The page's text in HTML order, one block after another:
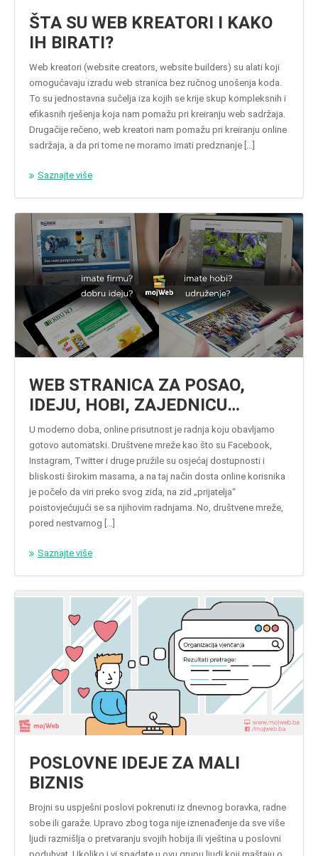
ŠTA SU WEB KREATORI I KAKO
IH BIRATI?
Web kreatori (website creators, website builders) su alati koji
omogućavaju izradu web stranica bez ručnog unošenja koda.
To su jednostavna sučelja iza kojih se krije skup kompleksnih i
efikasnih rješenja koja nam pomažu pri kreiranju web sadržaja.
Drugačije rečeno, web kreatori nam pomažu pri kreiranju online
sadržaja, a da pri tome ne moramo imati predznanje […]
Saznajte više
WEB STRANICA ZA POSAO,
IDEJU, HOBI, ZAJEDNICU…
U moderno doba, online prisutnost je radnja koju obavljamo
gotovo automatski. Društvene mreže kao što su Facebook,
Instagram, Twitter i druge pružile su osjećaj dostupnosti i
bliskosti širokim masama, a na taj način dosta online korisnika
je počelo da viri preko svog zida, na zid „prijatelja“
poistovjećujući se sa njihovim radnjama. No, društvene mreže,
pored nestvarnog […]
Saznajte više
POSLOVNE IDEJE ZA MALI
BIZNIS
Brojni su uspješni poslovi pokrenuti iz dnevnog boravka, radne
sobe ili garaže. Upravo zbog toga nije iznenađenje da sve više
ljudi razmišlja o pretvaranju svojih hobija ili vještina u poslovni